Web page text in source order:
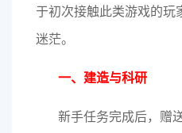
于初次接触此类游戏的
迷茫。
一、建造与科研
新手任务完成后，赠